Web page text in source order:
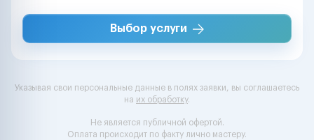
Выбор услуги
Указывая свои персональные данные в полях заявки, вы соглашаетесь
на их обработку.
Не является публичной офертой.
Оплата происходит по факту лично мастеру.